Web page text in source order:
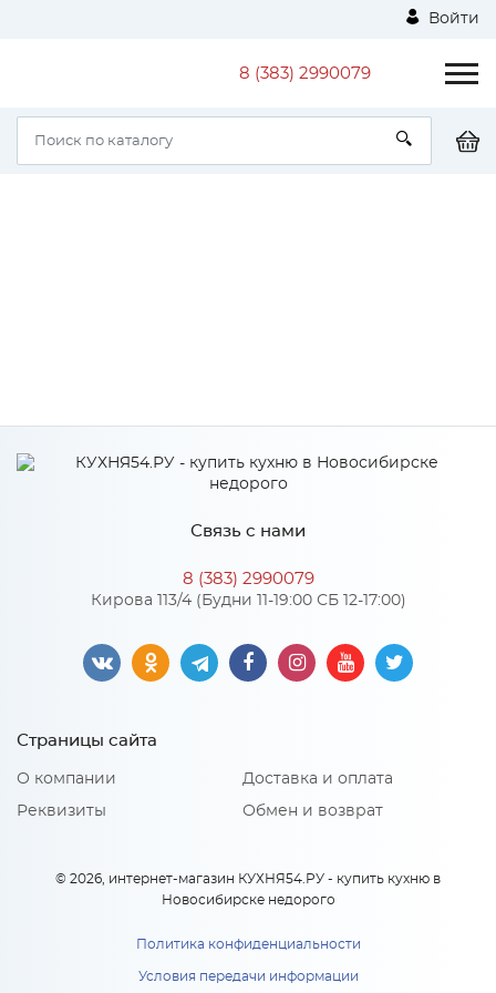
Войти
8 (383) 2990079
Связь с нами
8 (383) 2990079
Кирова 113/4 (Будни 11-19:00 СБ 12-17:00)
Страницы сайта
О компании
Реквизиты
Доставка и оплата
Обмен и возврат
© 2026, интернет-магазин КУХНЯ54.РУ - купить кухню в
Новосибирске недорого
Политика конфиденциальности
Условия передачи информации